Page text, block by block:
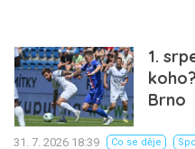
1.
Brno
31. 7. 2026 18:39 Co se děje